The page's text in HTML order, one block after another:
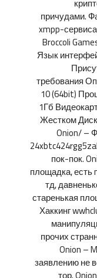
причудами.
xmpp-
Broccoli
Язык
требования
10 (64bit)
1Гб
Жестком
Onion/ –
пок-пок.
площадка, есть
тд,
старенькая
Хаккинг
прочих
Onion –
заявлению не